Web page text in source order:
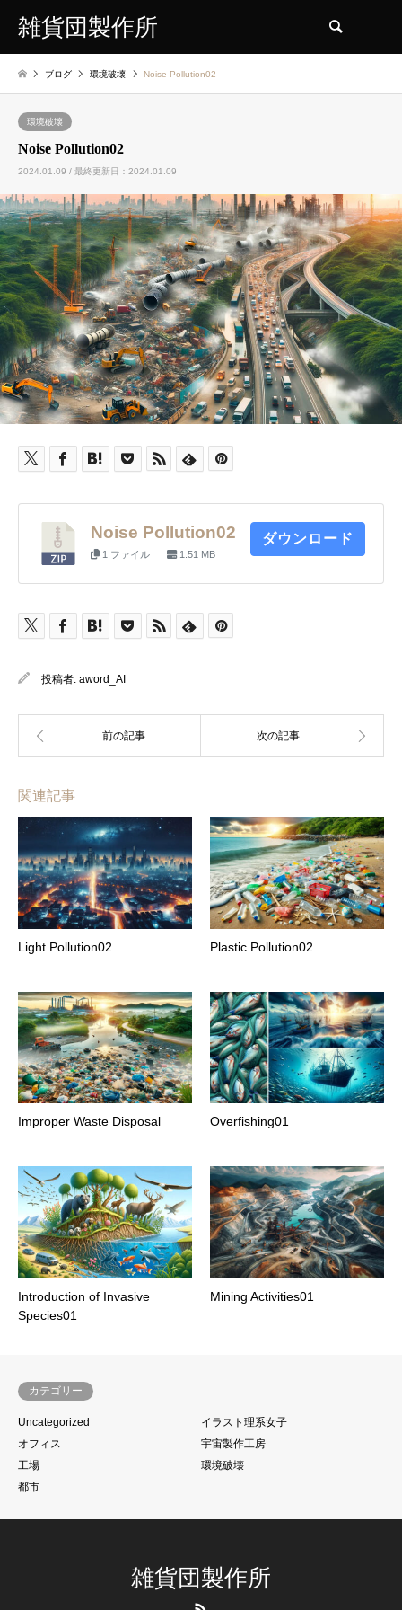
雑貨団製作所
ブログ 環境破壊 Noise Pollution02
環境破壊
Noise Pollution02
2024.01.09 / 最終更新日：2024.01.09
Noise Pollution02
1 ファイル 1.51 MB
ダウンロード
投稿者: aword_AI
関連記事
Light Pollution02 Plastic Pollution02
Improper Waste Disposal Overfishing01
Introduction of Invasive
Species01
Mining Activities01
カテゴリー
Uncategorized
イラスト理系女子
オフィス
宇宙製作工房
工場
環境破壊
都市
雑貨団製作所